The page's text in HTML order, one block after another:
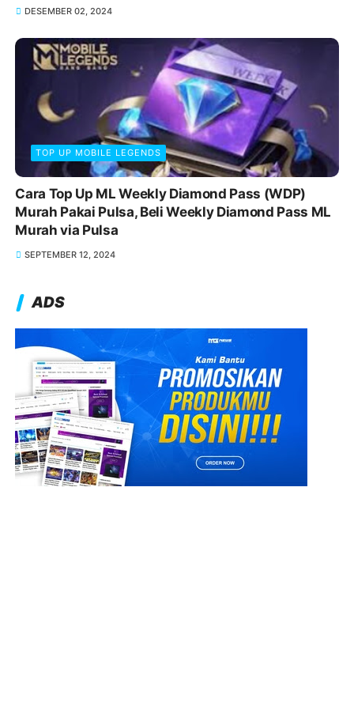
DESEMBER 02, 2024
TOP UP MOBILE LEGENDS
Cara Top Up ML Weekly Diamond Pass (WDP)
Murah Pakai Pulsa, Beli Weekly Diamond Pass ML
Murah via Pulsa
SEPTEMBER 12, 2024
ADS